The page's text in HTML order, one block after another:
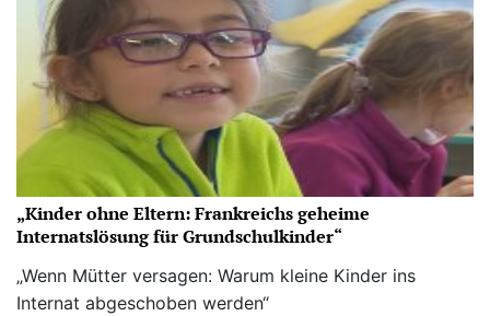
„Kinder ohne Eltern: Frankreichs geheime
Internatslösung für Grundschulkinder“
„Wenn Mütter versagen: Warum kleine Kinder ins
Internat abgeschoben werden“